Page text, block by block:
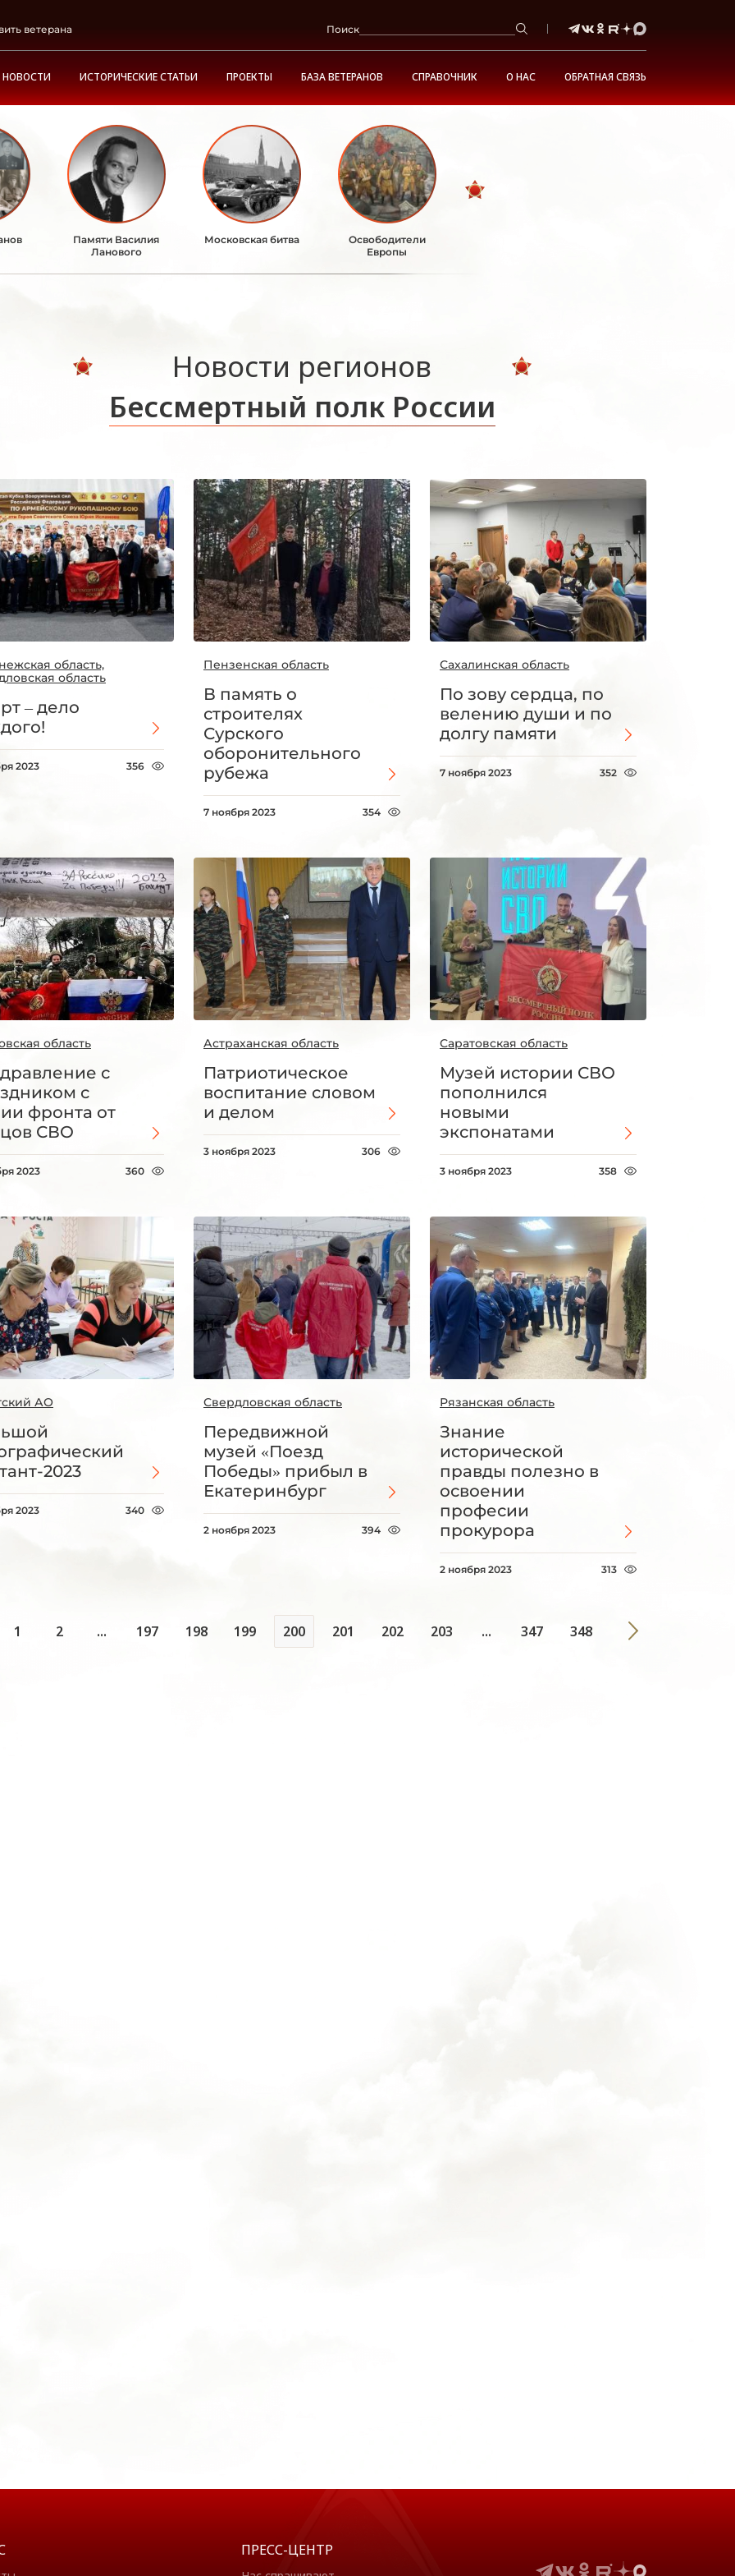
ветерана Поиск
НОВОСТИ ИСТОРИЧЕСКИЕ СТАТЬИ ПРОЕКТЫ БАЗА ВЕТЕРАНОВ СПРАВОЧНИК О НАС ОБРАТНАЯ СВЯЗЬ
Памяти Василия
Ланового
Московская битва
Освободители
Европы
Новости регионов
Бессмертный полк России
область,
область
– дело
2023 356
Пензенская область
В память о
строителях
Сурского
оборонительного
рубежа
7 ноября 2023 354
Сахалинская область
По зову сердца, по
велению души и по
долгу памяти
7 ноября 2023 352
область
с
с
фронта от
СВО
2023 360
Астраханская область
Патриотическое
воспитание словом
и делом
3 ноября 2023 306
Саратовская область
Музей истории СВО
пополнился
новыми
экспонатами
3 ноября 2023 358
АО
2023
2023 340
Свердловская область
Передвижной
музей «Поезд
Победы» прибыл в
Екатеринбург
2 ноября 2023 394
Рязанская область
Знание
исторической
правды полезно в
освоении
професии
прокурора
2 ноября 2023 313
1 2 ... 197 198 199 200 201 202 203 ... 347 348
ПРЕСС-ЦЕНТР